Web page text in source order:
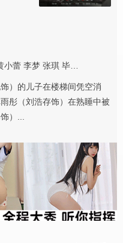
小蕾 李梦 张琪 毕雯珺
）的儿子在楼梯间凭空消
彤（刘浩存饰）在熟睡中被
）...